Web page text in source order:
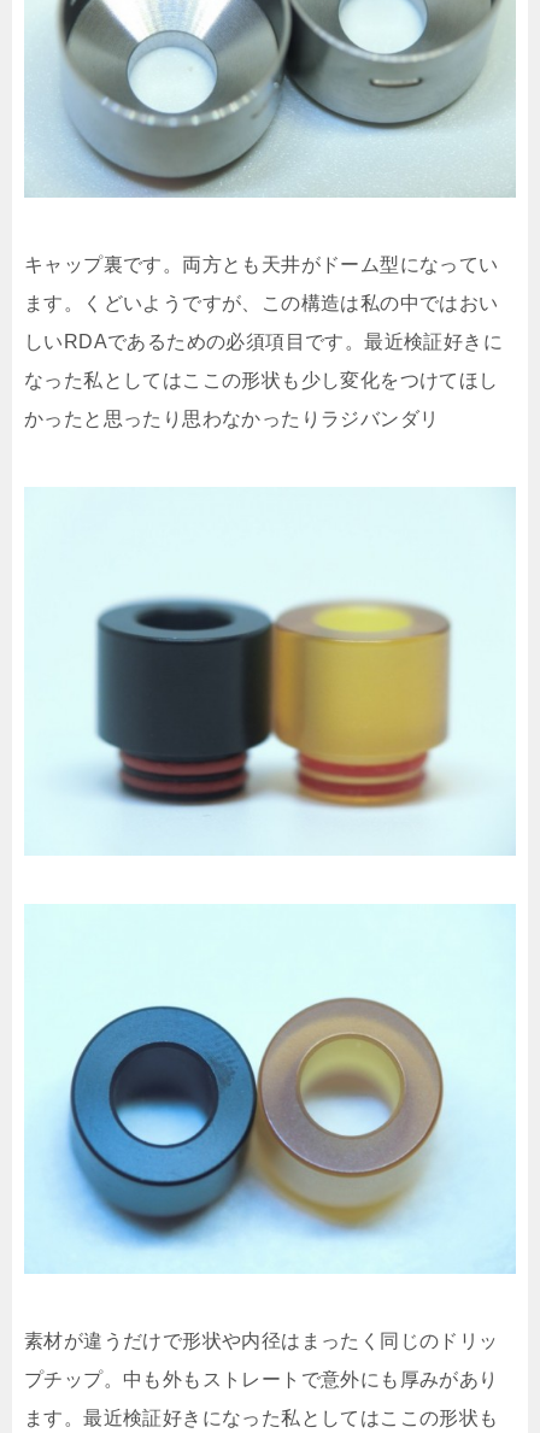
キャップ裏です。両方とも天井がドーム型になってい
ます。くどいようですが、この構造は私の中ではおい
しいRDAであるための必須項目です。最近検証好きに
なった私としてはここの形状も少し変化をつけてほし
かったと思ったり思わなかったりラジバンダリ
素材が違うだけで形状や内径はまったく同じのドリッ
プチップ。中も外もストレートで意外にも厚みがあり
ます。最近検証好きになった私としてはここの形状も